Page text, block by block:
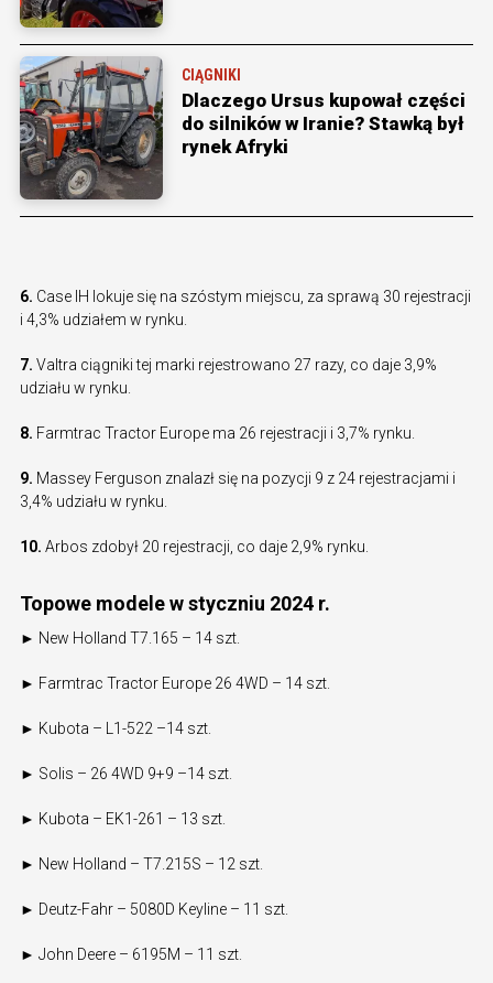
CIĄGNIKI
Dlaczego Ursus kupował części
do silników w Iranie? Stawką był
rynek Afryki
6. Case IH lokuje się na szóstym miejscu, za sprawą 30 rejestracji
i 4,3% udziałem w rynku.
7. Valtra ciągniki tej marki rejestrowano 27 razy, co daje 3,9%
udziału w rynku.
8. Farmtrac Tractor Europe ma 26 rejestracji i 3,7% rynku.
9. Massey Ferguson znalazł się na pozycji 9 z 24 rejestracjami i
3,4% udziału w rynku.
10. Arbos zdobył 20 rejestracji, co daje 2,9% rynku.
Topowe modele w styczniu 2024 r.
► New Holland T7.165 – 14 szt.
► Farmtrac Tractor Europe 26 4WD – 14 szt.
► Kubota – L1-522 –14 szt.
► Solis – 26 4WD 9+9 –14 szt.
► Kubota – EK1-261 – 13 szt.
► New Holland – T7.215S – 12 szt.
► Deutz-Fahr – 5080D Keyline – 11 szt.
► John Deere – 6195M – 11 szt.